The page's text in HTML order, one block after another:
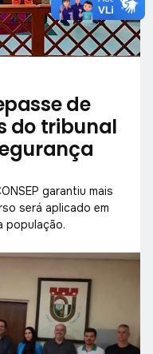
de
do tribunal
garantiu mais
será aplicado em
população.